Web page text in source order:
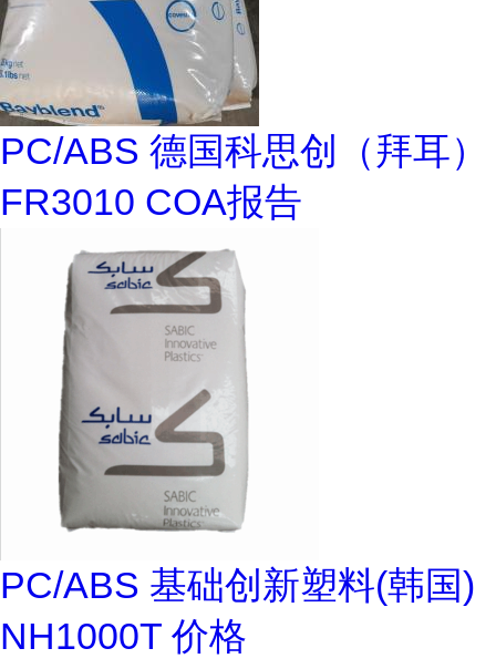
PC/ABS 德国科思创（拜耳）
FR3010 COA报告
PC/ABS 基础创新塑料(韩国)
NH1000T 价格